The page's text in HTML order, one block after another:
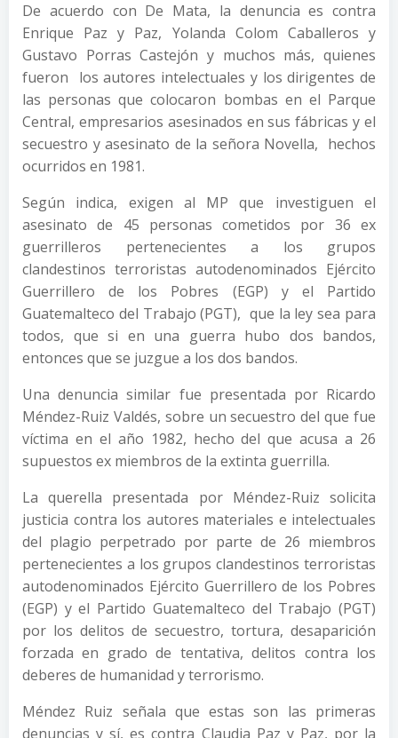
De acuerdo con De Mata, la denuncia es contra
Enrique Paz y Paz, Yolanda Colom Caballeros y
Gustavo Porras Castejón y muchos más, quienes
fueron los autores intelectuales y los dirigentes de
las personas que colocaron bombas en el Parque
Central, empresarios asesinados en sus fábricas y el
secuestro y asesinato de la señora Novella, hechos
ocurridos en 1981.
Según indica, exigen al MP que investiguen el
asesinato de 45 personas cometidos por 36 ex
guerrilleros pertenecientes a los grupos
clandestinos terroristas autodenominados Ejército
Guerrillero de los Pobres (EGP) y el Partido
Guatemalteco del Trabajo (PGT), que la ley sea para
todos, que si en una guerra hubo dos bandos,
entonces que se juzgue a los dos bandos.
Una denuncia similar fue presentada por Ricardo
Méndez-Ruiz Valdés, sobre un secuestro del que fue
ví­ctima en el año 1982, hecho del que acusa a 26
supuestos ex miembros de la extinta guerrilla.
La querella presentada por Méndez-Ruiz solicita
justicia contra los autores materiales e intelectuales
del plagio perpetrado por parte de 26 miembros
pertenecientes a los grupos clandestinos terroristas
autodenominados Ejército Guerrillero de los Pobres
(EGP) y el Partido Guatemalteco del Trabajo (PGT)
por los delitos de secuestro, tortura, desaparición
forzada en grado de tentativa, delitos contra los
deberes de humanidad y terrorismo.
Méndez Ruiz señala que estas son las primeras
denuncias y sí­, es contra Claudia Paz y Paz, por la